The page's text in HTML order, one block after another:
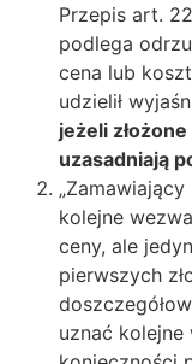
Przepis art.
podlega
cena lub
udzielił
jeżeli
uzasadniają
kolejne
ceny, ale
pierwszych
uznać